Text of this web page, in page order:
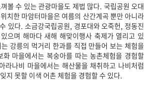
볼 수 있는 관광마을도 제법 많다. 국립공원 오대
치한 마암터마을은 여름의 산간계곡 뿐만 아니라
있다. 소금강국립공원, 경포대와 오죽헌, 정동진
으며 해마다 새해 해맞이행사 축제가 열리고 있
강릉의 먹거리 한과를 직접 만들어 보는 체험을
마을에서는 복숭아를 따는 농촌체험을 경험할
라나비 마을에서는 해산물을 채취하고 나비처럼
지 못할 이색 어촌 체험을 경험할 수 있다.